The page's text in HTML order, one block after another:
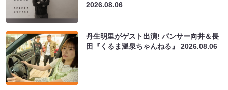
2026.08.06
丹生明里がゲスト出演! パンサー向井＆長
田『くるま温泉ちゃんねる』2026.08.06